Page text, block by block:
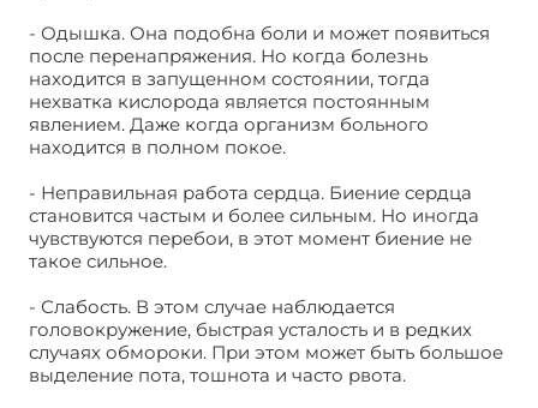
- Одышка. Она подобна боли и может появиться
после перенапряжения. Но когда болезнь
находится в запущенном состоянии, тогда
нехватка кислорода является постоянным
явлением. Даже когда организм больного
находится в полном покое.
- Неправильная работа сердца. Биение сердца
становится частым и более сильным. Но иногда
чувствуются перебои, в этот момент биение не
такое сильное.
- Слабость. В этом случае наблюдается
головокружение, быстрая усталость и в редких
случаях обмороки. При этом может быть большое
выделение пота, тошнота и часто рвота.